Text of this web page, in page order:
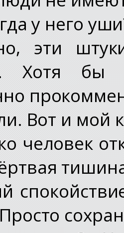
у него
эти
Хотя бы
Вот и мой
человек